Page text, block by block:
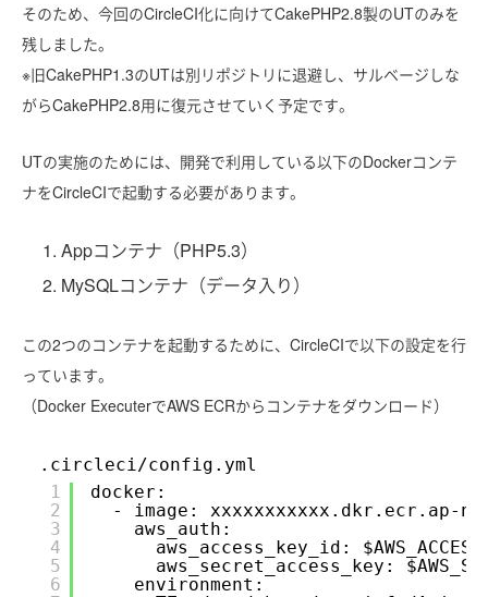
そのため、今回のCircleCI化に向けてCakePHP2.8製のUTのみを
残しました。
※旧CakePHP1.3のUTは別リポジトリに退避し、サルベージしな
がらCakePHP2.8用に復元させていく予定です。
UTの実施のためには、開発で利用している以下のDockerコンテ
ナをCircleCIで起動する必要があります。
Appコンテナ（PHP5.3）
MySQLコンテナ（データ入り）
この2つのコンテナを起動するために、CircleCIで以下の設定を行
っています。
（Docker ExecuterでAWS ECRからコンテナをダウンロード）
.circleci/config.yml
1
2
3
4
5
6
docker:
- image: xxxxxxxxxxx.dkr.ecr.ap-
aws_auth:
aws_access_key_id:
aws_secret_access_key:
environment: